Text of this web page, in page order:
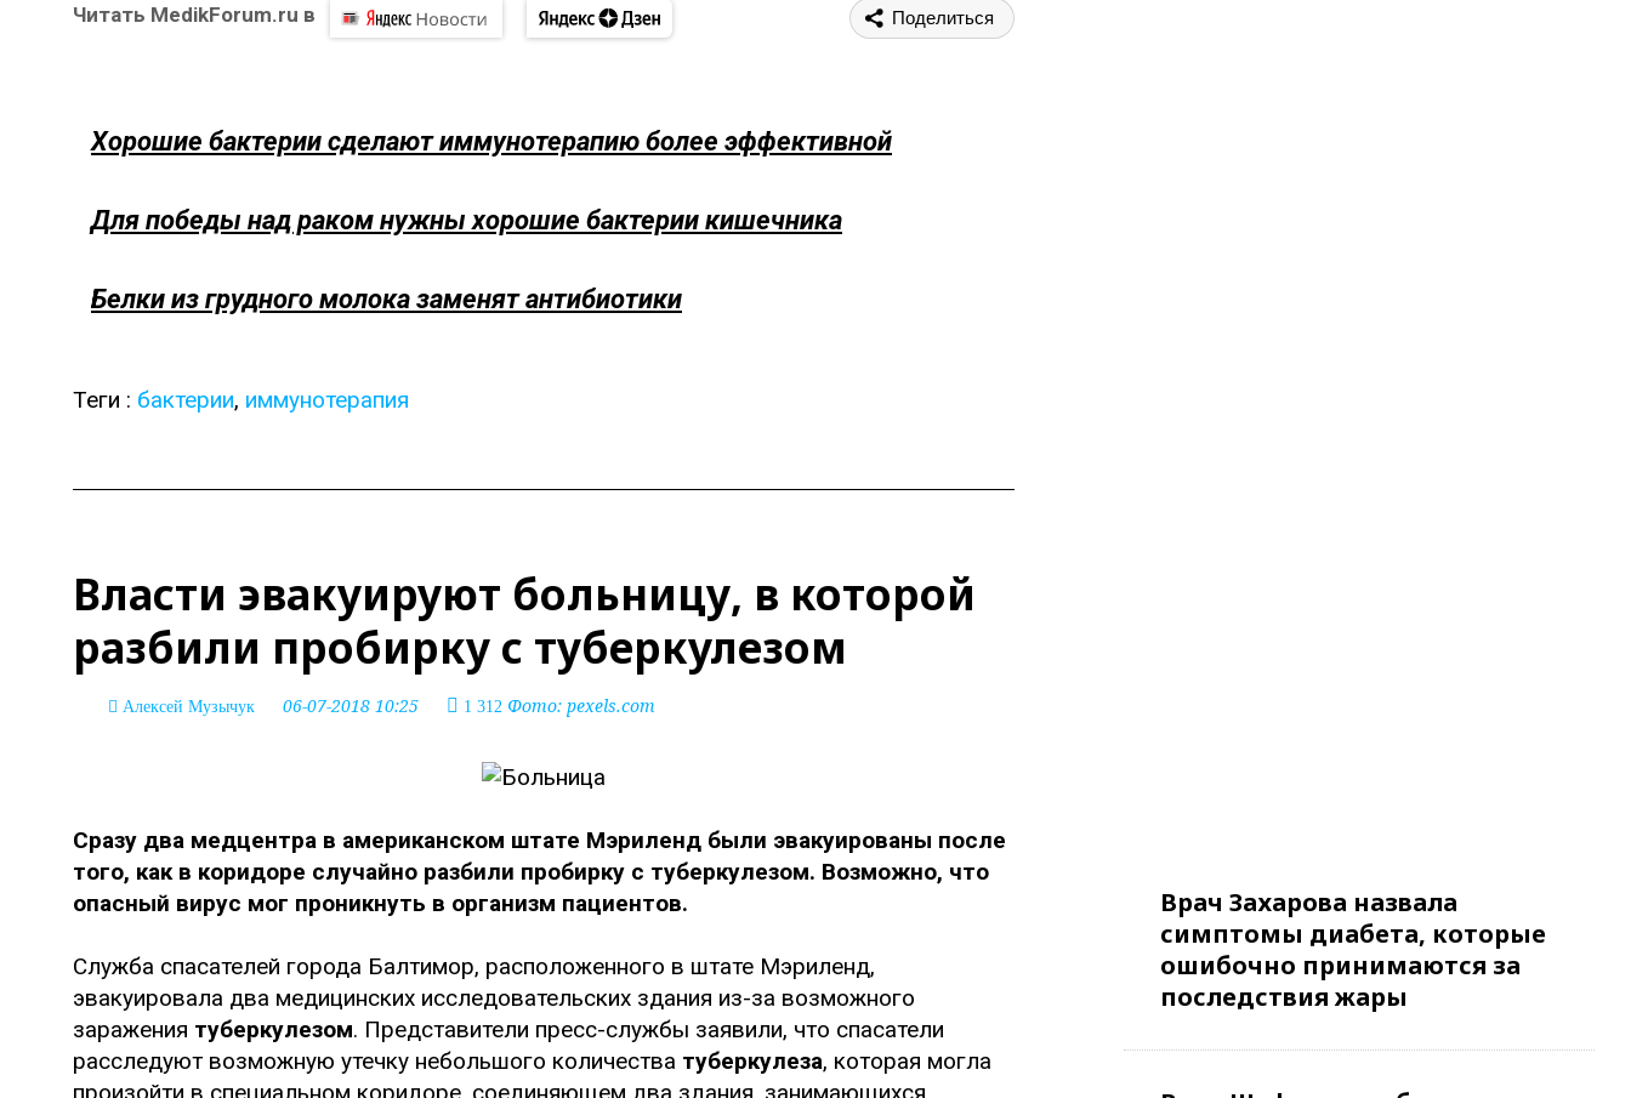
Читать MedikForum.ru в Поделиться
Хорошие бактерии сделают иммунотерапию более эффективной
Для победы над раком нужны хорошие бактерии кишечника
Белки из грудного молока заменят антибиотики
Теги : бактерии, иммунотерапия
Власти эвакуируют больницу, в которой
разбили пробирку с туберкулезом
Алексей Музычук 06-07-2018 10:25 1 312 Фото: pexels.com
Сразу два медцентра в американском штате Мэриленд были эвакуированы после
того, как в коридоре случайно разбили пробирку с туберкулезом. Возможно, что
опасный вирус мог проникнуть в организм пациентов.
Служба спасателей города Балтимор, расположенного в штате Мэриленд,
эвакуировала два медицинских исследовательских здания из-за возможного
заражения туберкулезом. Представители пресс-службы заявили, что спасатели
расследуют возможную утечку небольшого количества туберкулеза, которая могла
Врач Захарова назвала
симптомы диабета, которые
ошибочно принимаются за
последствия жары